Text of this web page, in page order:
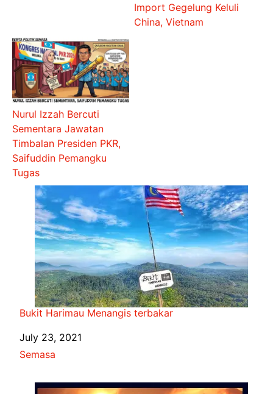
Import Gegelung Keluli
China, Vietnam
Nurul Izzah Bercuti
Sementara Jawatan
Timbalan Presiden PKR,
Saifuddin Pemangku
Tugas
Bukit Harimau Menangis terbakar
Date
July 23, 2021
In relation to
Semasa